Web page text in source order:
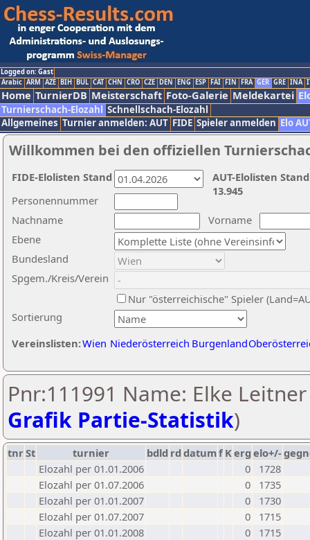
Logged on: Gast
Arabic ARM AZE BIH BUL CAT CHN CRO CZE DEN ENG ESP FAI FIN FRA GER GRE INA
Home TurnierDB Meisterschaft Foto-Galerie Meldekartei
Turnierschach-Elozahl Schnellschach-Elozahl
Allgemeines Turnier anmelden: AUT FIDE Spieler anmelden Elo
Willkommen bei den offiziellen
Nachname
Vorname
Ebene
Sortierung
Personennummer
Bundesland
Spgem./Kreis/Verein
Nur "österreichische" Spieler
Vereinslisten:Wien Niederösterreich Burgenland
AUT-Elolisten
13.945
FIDE-Elolisten Stand
Pnr:111991 Name: Elke
Grafik Partie-Statistik)
tnrSt turnier bdld rd datumf Kerg elo+/-
Elozahl per 01.01.2006
0
1728
Elozahl per 01.07.2006
0
1735
Elozahl per 01.01.2007
0
1730
Elozahl per 01.07.2007
0
1715
Elozahl per 01.01.2008
0
1715